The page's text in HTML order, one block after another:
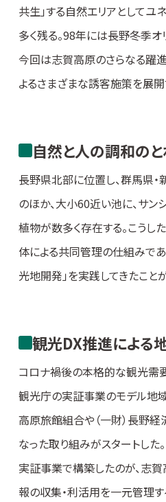
共生」する自然エリアとして
多く残る。98年には長野冬季
今回は志賀高原のさらなる躍進
よるさまざまな誘客施策を展
自然と人の調和の
長野県北部に位置し、群馬県
のほか、大小60近い池に、サ
植物が数多く存在する。こう
体による共同管理の仕組みであ
光地開発」を実践してきたこと
観光DX推進による
コロナ禍後の本格的な観光需
観光庁の実証事業のモデル地
高原旅館組合や（一財）長野
なった取り組みがスタートした。
実証事業で構築したのが、志
報の収集・利活用を一元管理